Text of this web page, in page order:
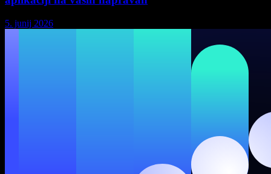
5. junij 2026